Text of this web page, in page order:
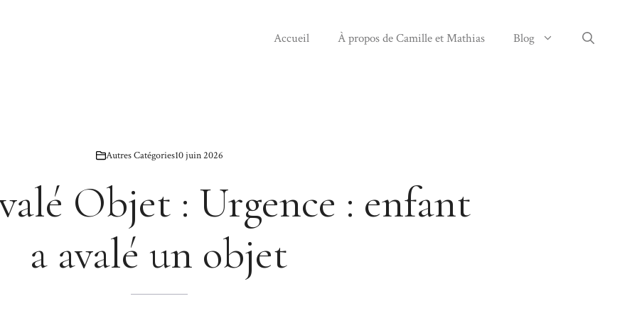
Accueil À propos de Camille et Mathias Blog
Autres Catégories10 juin 2026
Objet : Urgence : enfant
a avalé un objet